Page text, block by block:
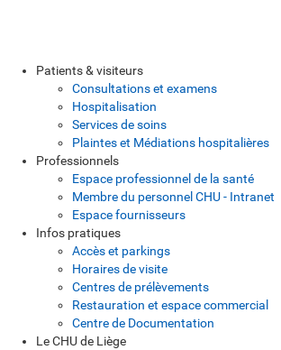
Patients & visiteurs
Consultations et examens
Hospitalisation
Services de soins
Plaintes et Médiations hospitalières
Professionnels
Espace professionnel de la santé
Membre du personnel CHU - Intranet
Espace fournisseurs
Infos pratiques
Accès et parkings
Horaires de visite
Centres de prélèvements
Restauration et espace commercial
Centre de Documentation
Le CHU de Liège